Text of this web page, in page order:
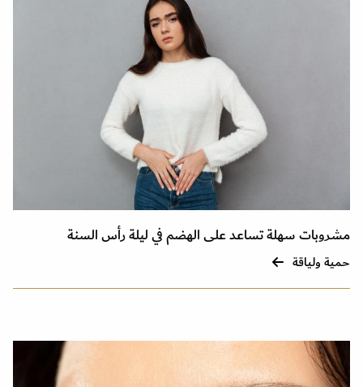
مشروبات سهلة تساعد على الهضم في ليلة رأس السنة
حمية ولياقة